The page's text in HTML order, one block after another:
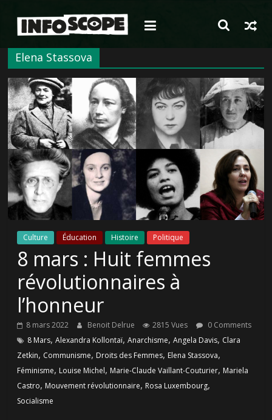
contenu
Elena Stassova
Culture Éducation Histoire Politique
8 mars : Huit femmes
révolutionnaires à
l’honneur
8 mars 2022 Benoit Delrue 2815 Vues
0 Comments
8 Mars,Alexandra Kollontaï,Anarchisme,Angela Davis, Clara
Zetkin, Communisme, Droits des Femmes, Elena Stassova,
Féminisme, Louise Michel, Marie-Claude Vaillant-Couturier, Mariela
Castro, Mouvement révolutionnaire, Rosa Luxembourg,
Socialisme